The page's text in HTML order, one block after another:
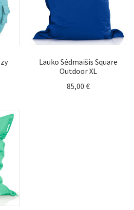
Lauko Sėdmaišis Square
Outdoor XL
85,00 €